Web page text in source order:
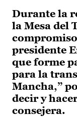
Durante la
la Mesa del
presidente
que forme
para la
Mancha,”
decir y
consejera.